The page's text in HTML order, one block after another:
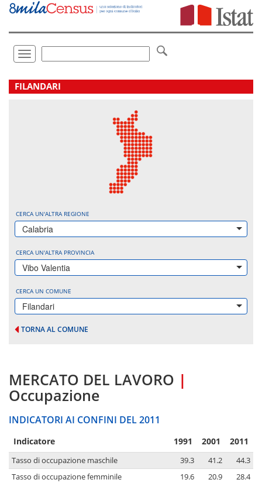
Vai
direttamente
Toggle
navigation
.
FILANDARI
CERCA UN'ALTRA REGIONE
Calabria
CERCA UN'ALTRA PROVINCIA
Vibo Valentia
CERCA UN COMUNE
Filandari
TORNA AL COMUNE
MERCATO DEL LAVORO |
Occupazione
INDICATORI AI CONFINI DEL 2011
Indicatore 1991 2001 2011
Tasso di occupazione maschile 39.3 41.2
44.3
Tasso di occupazione femminile
19.6 20.9
28.4